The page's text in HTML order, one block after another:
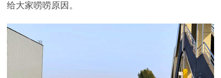
给大家唠唠原因。